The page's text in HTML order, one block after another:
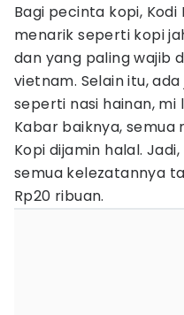
Bagi pecinta kopi,
menarik seperti kopi
dan yang paling wajib
vietnam. Selain itu,
seperti nasi hainan, mi
Kabar baiknya, semua
Kopi dijamin halal.
semua kelezatannya
Rp20 ribuan.